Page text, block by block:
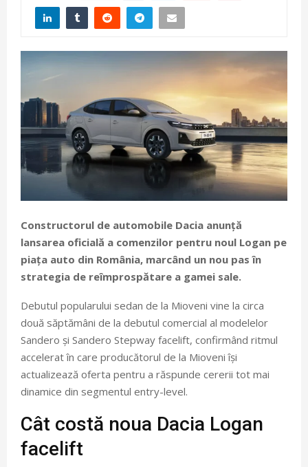
Constructorul de automobile Dacia anunță
lansarea oficială a comenzilor pentru noul Logan pe
piața auto din România, marcând un nou pas în
strategia de reîmprospătare a gamei sale.
Debutul popularului sedan de la Mioveni vine la circa
două săptămâni de la debutul comercial al modelelor
Sandero și Sandero Stepway facelift, confirmând ritmul
accelerat în care producătorul de la Mioveni își
actualizează oferta pentru a răspunde cererii tot mai
dinamice din segmentul entry-level.
Cât costă noua Dacia Logan
facelift